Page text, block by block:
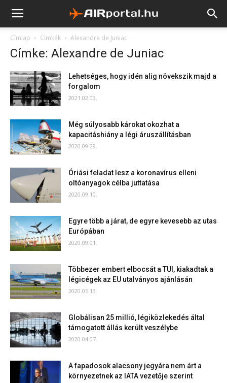
Címlap Címkék Alexandre de Juniac
Címke: Alexandre de Juniac
Lehetséges, hogy idén alig növekszik majd a
forgalom
2021.02.03.
Még súlyosabb károkat okozhat a
kapacitáshiány a légi áruszállításban
2020.09.29.
Óriási feladat lesz a koronavírus elleni
oltóanyagok célba juttatása
2020.09.10.
Egyre több a járat, de egyre kevesebb az utas
Európában
2020.09.01.
Többezer embert elbocsát a TUI, kiakadtak a
légicégek az EU utalványos ajánlásán
2020.05.13.
Globálisan 25 millió, légiközlekedés által
támogatott állás került veszélybe
2020.04.07.
A fapadosok alacsony jegyára nem árt a
környezetnek az IATA vezetője szerint